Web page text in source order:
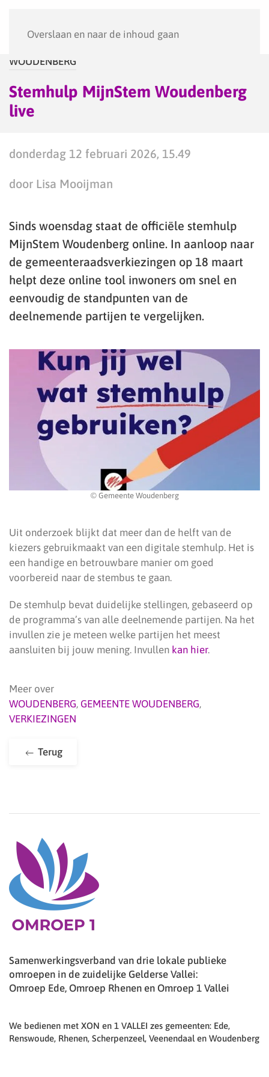
Overslaan en naar de inhoud gaan
WOUDENBERG
Stemhulp MijnStem Woudenberg
live
donderdag 12 februari 2026, 15.49
door Lisa Mooijman
Sinds woensdag staat de officiële stemhulp
MijnStem Woudenberg online. In aanloop naar
de gemeenteraadsverkiezingen op 18 maart
helpt deze online tool inwoners om snel en
eenvoudig de standpunten van de
deelnemende partijen te vergelijken.
© Gemeente Woudenberg
Uit onderzoek blijkt dat meer dan de helft van de
kiezers gebruikmaakt van een digitale stemhulp. Het is
een handige en betrouwbare manier om goed
voorbereid naar de stembus te gaan.
De stemhulp bevat duidelijke stellingen, gebaseerd op
de programma’s van alle deelnemende partijen. Na het
invullen zie je meteen welke partijen het meest
aansluiten bij jouw mening. Invullen kan hier.
Meer over
WOUDENBERG, GEMEENTE WOUDENBERG,
VERKIEZINGEN
Terug
Samenwerkingsverband van drie lokale publieke
omroepen in de zuidelijke Gelderse Vallei:
Omroep Ede, Omroep Rhenen en Omroep 1 Vallei
We bedienen met XON en 1 VALLEI zes gemeenten: Ede,
Renswoude, Rhenen, Scherpenzeel, Veenendaal en Woudenberg